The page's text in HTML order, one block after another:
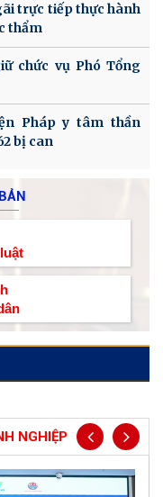
trực tiếp thực hành
thẩm
chức vụ Phó Tổng
Pháp y tâm thần
bị can
NGHIỆP